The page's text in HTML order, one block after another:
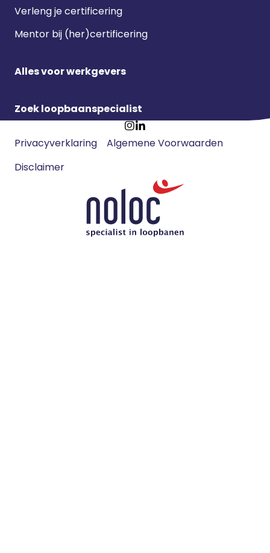
Verleng je certificering
Mentor bij (her)certificering
Alles voor werkgevers
Zoek loopbaanspecialist
GaGa
Footer
navigatie
Privacyverklaring
Algemene Voorwaarden
Disclaimer